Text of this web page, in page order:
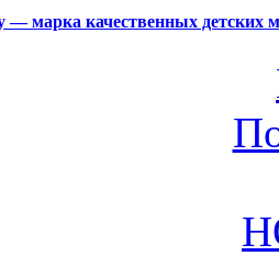
— марка качественных детских